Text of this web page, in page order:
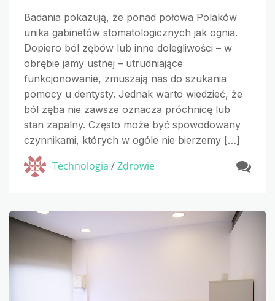
Badania pokazują, że ponad połowa Polaków
unika gabinetów stomatologicznych jak ognia.
Dopiero ból zębów lub inne dolegliwości – w
obrębie jamy ustnej – utrudniające
funkcjonowanie, zmuszają nas do szukania
pomocy u dentysty. Jednak warto wiedzieć, że
ból zęba nie zawsze oznacza próchnicę lub
stan zapalny. Często może być spowodowany
czynnikami, których w ogóle nie bierzemy […]
Technologia /Zdrowie